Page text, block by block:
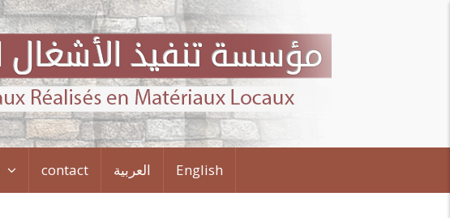
contact العربية English